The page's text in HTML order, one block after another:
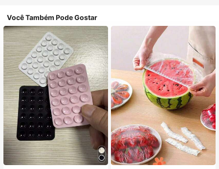
Você Também Pode Gostar